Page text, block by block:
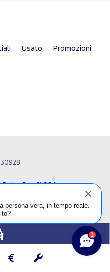
Usato Promozioni
Policy Due Ci S.P.A.
1
persona vera, in tempo reale.